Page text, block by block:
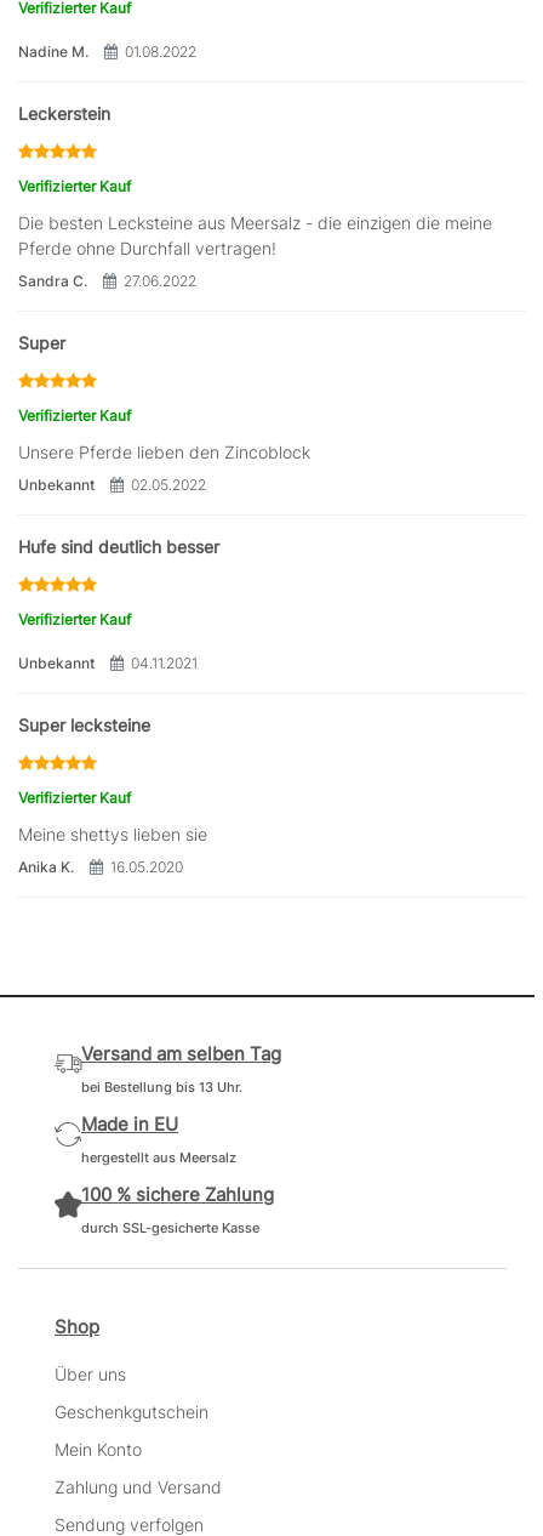
Verifizierter Kauf
Nadine M. 01.08.2022
Leckerstein
Verifizierter Kauf
Die besten Lecksteine aus Meersalz - die einzigen die meine
Pferde ohne Durchfall vertragen!
Sandra C. 27.06.2022
Super
Verifizierter Kauf
Unsere Pferde lieben den Zincoblock
Unbekannt 02.05.2022
Hufe sind deutlich besser
Verifizierter Kauf
Unbekannt 04.11.2021
Super lecksteine
Verifizierter Kauf
Meine shettys lieben sie
Anika K. 16.05.2020
Versand am selben Tag
bei Bestellung bis 13 Uhr.
Made in EU
hergestellt aus Meersalz
100 % sichere Zahlung
durch SSL-gesicherte Kasse
Shop
Über uns
Geschenkgutschein
Mein Konto
Zahlung und Versand
Sendung verfolgen